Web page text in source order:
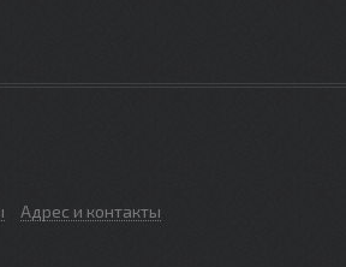
Адрес и контакты